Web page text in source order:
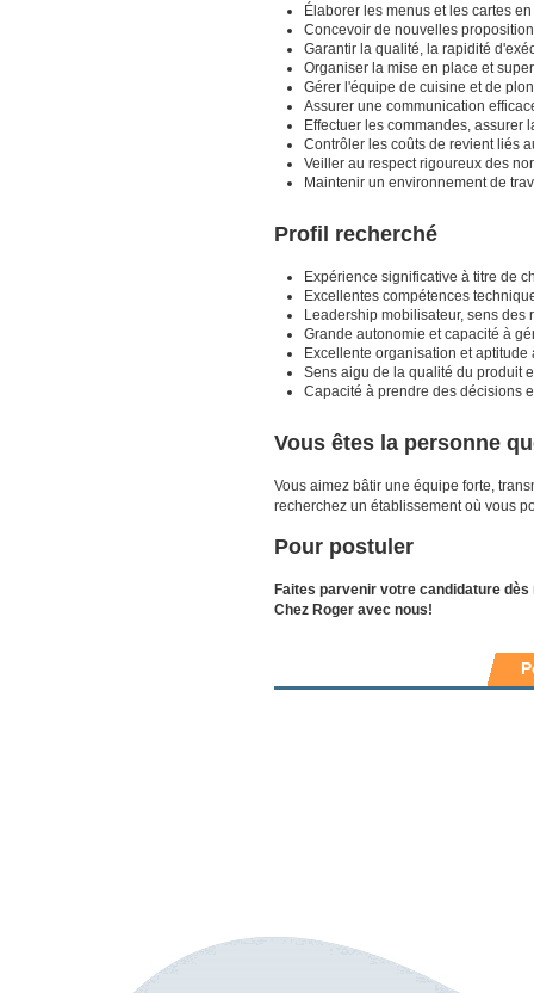
Élaborer les menus et les cartes
Concevoir de nouvelles
Garantir la qualité, la rapidité
Organiser la mise en place et
Gérer l'équipe de cuisine et de
Assurer une communication
Effectuer les commandes, assurer
Contrôler les coûts de revient liés
Veiller au respect rigoureux des
Maintenir un environnement de
Profil recherché
Expérience significative à titre de
Excellentes compétences
Leadership mobilisateur, sens
Grande autonomie et capacité à
Excellente organisation et
Sens aigu de la qualité du produit
Capacité à prendre des décisions
Vous êtes la personne
Vous aimez bâtir une équipe forte,
recherchez un établissement où vous
Pour postuler
Faites parvenir votre candidature
Chez Roger avec nous!